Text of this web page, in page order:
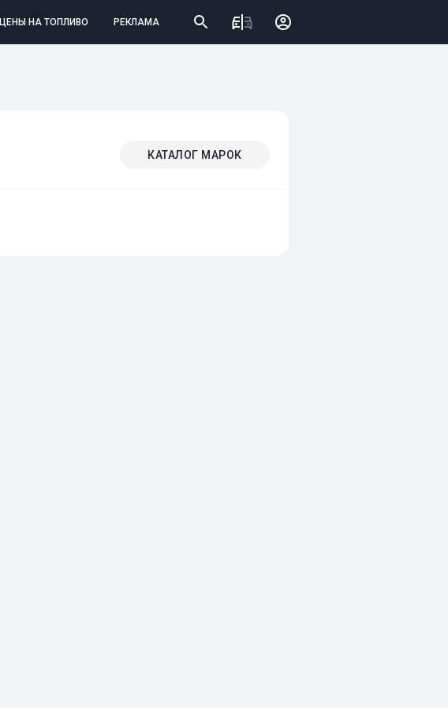
ЦЕНЫ НА ТОПЛИВО РЕКЛАМА
КАТАЛОГ МАРОК